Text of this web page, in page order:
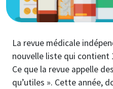
La revue médicale
nouvelle liste qui contient
Ce que la revue appelle
qu’utiles ». Cette année,